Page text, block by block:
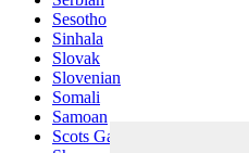
Sesotho
Sinhala
Slovak
Slovenian
Somali
Samoan
Scots Gaelic